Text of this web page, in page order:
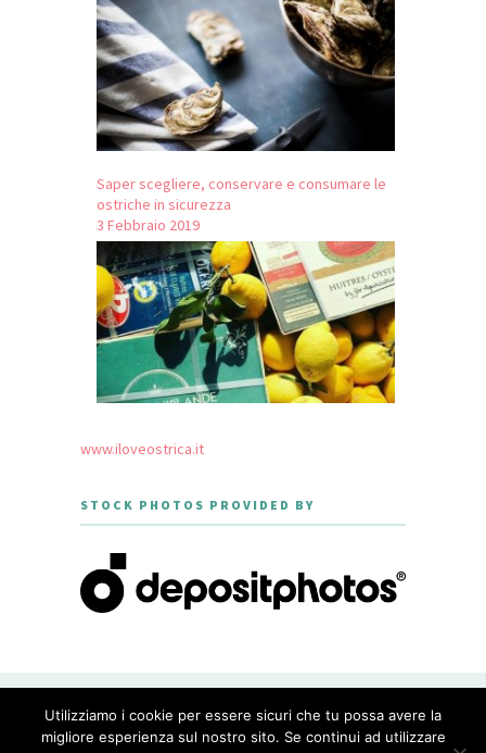
Saper scegliere, conservare e consumare le
ostriche in sicurezza
3 Febbraio 2019
www.iloveostrica.it
STOCK PHOTOS PROVIDED BY
GOURMET - THEME DESIGNED BY
MERIDIANTHEMES
Utilizziamo i cookie per essere sicuri che tu possa avere la
migliore esperienza sul nostro sito. Se continui ad utilizzare